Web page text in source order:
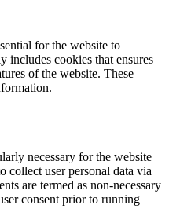
for the website to
includes cookies that ensures
of the website. These
necessary for the website
collect user personal data via
are termed as non-necessary
consent prior to running